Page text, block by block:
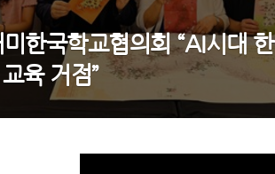
한국학교협의회 “AI시대
육 거점”